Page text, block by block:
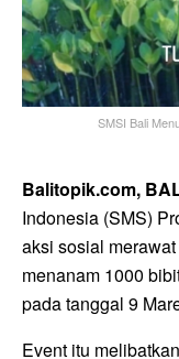
SMSI Bali
Balitopik.com,
Indonesia (SMS)
aksi sosial
menanam 1000
pada tanggal 9
Event itu